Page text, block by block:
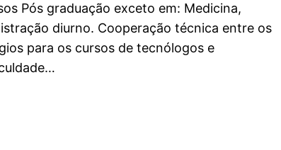
Pós graduação exceto em: Medicina,
diurno. Cooperação técnica entre os
para os cursos de tecnólogos e